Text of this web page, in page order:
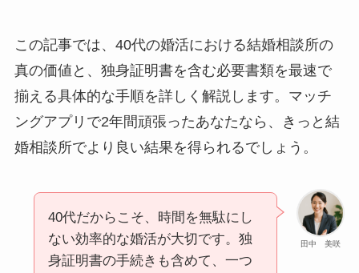
この記事では、40代の婚活における結婚相談所の
真の価値と、独身証明書を含む必要書類を最速で
揃える具体的な手順を詳しく解説します。マッチ
ングアプリで2年間頑張ったあなたなら、きっと結
婚相談所でより良い結果を得られるでしょう。
田中 美咲
40代だからこそ、時間を無駄にし
ない効率的な婚活が大切です。独
身証明書の手続きも含めて、一つ